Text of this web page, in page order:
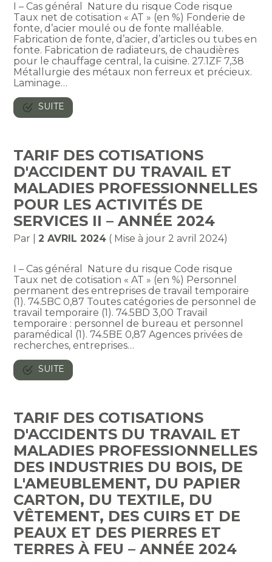
I – Cas général Nature du risque Code risque
Taux net de cotisation « AT » (en %) Fonderie de
fonte, d’acier moulé ou de fonte malléable.
Fabrication de fonte, d’acier, d’articles ou tubes en
fonte. Fabrication de radiateurs, de chaudières
pour le chauffage central, la cuisine. 27.1ZF 7,38
Métallurgie des métaux non ferreux et précieux.
Laminage…
SUITE
TARIF DES COTISATIONS
D'ACCIDENT DU TRAVAIL ET
MALADIES PROFESSIONNELLES
POUR LES ACTIVITÉS DE
SERVICES II – ANNÉE 2024
Par |2 AVRIL 2024 ( Mise à jour 2 avril 2024)
I – Cas général Nature du risque Code risque
Taux net de cotisation « AT » (en %) Personnel
permanent des entreprises de travail temporaire
(1). 74.5BC 0,87 Toutes catégories de personnel de
travail temporaire (1). 74.5BD 3,00 Travail
temporaire : personnel de bureau et personnel
paramédical (1). 74.5BE 0,87 Agences privées de
recherches, entreprises…
SUITE
TARIF DES COTISATIONS
D'ACCIDENTS DU TRAVAIL ET
MALADIES PROFESSIONNELLES
DES INDUSTRIES DU BOIS, DE
L'AMEUBLEMENT, DU PAPIER
CARTON, DU TEXTILE, DU
VÊTEMENT, DES CUIRS ET DE
PEAUX ET DES PIERRES ET
TERRES À FEU – ANNÉE 2024